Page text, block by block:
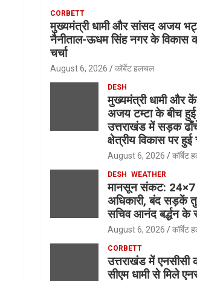
CORBETT
मुख्यमंत्री धामी और सांसद अजय
नैनीताल-ऊधम सिंह नगर के विकास
चर्चा
August 6, 2026 कॉर्बेट हलचल
DESH
मुख्यमंत्री धामी और
अजय टम्टा के बीच
उत्तराखंड में सड़क
क्षेत्रीय विकास पर हुई
August 6, 2026 कॉर्बेट
DESH WEATHER
मानसून संकट: 24×7
अधिकारी, बंद सड़कें
सचिव आनंद बर्द्धन के
August 6, 2026 कॉर्बेट
CORBETT
उत्तराखंड में एनसीसी
सीएम धामी से मिले